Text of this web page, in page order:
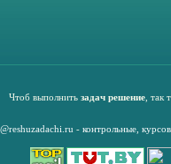
Чтоб выполнить задач решение ,
@reshuzadachi.ru - контрольные,